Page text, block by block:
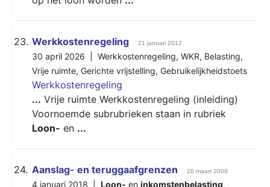
23. Werkkostenregeling 21 januari 2012
30 april 2026 | Werkkostenregeling, WKR, Belasting,
Vrije ruimte, Gerichte vrijstelling, Gebruikelijkheidstoets
Werkkostenregeling
... Vrije ruimte Werkkostenregeling (inleiding)
Voornoemde subrubrieken staan in rubriek
Loon- en ...
24. Aanslag- en teruggaafgrenzen 20 maart 2009
4 januari 2018 | Loon- en inkomstenbelasting,